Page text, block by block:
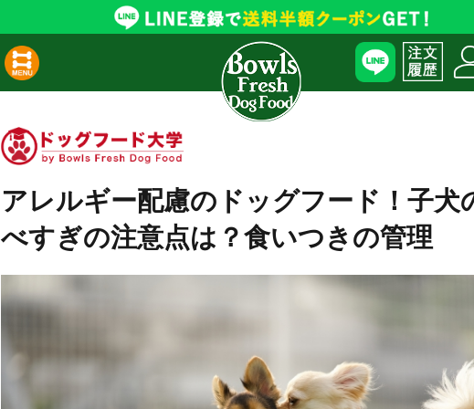
アレルギー配慮のドッグフード！子犬
べすぎの注意点は？食いつきの管理